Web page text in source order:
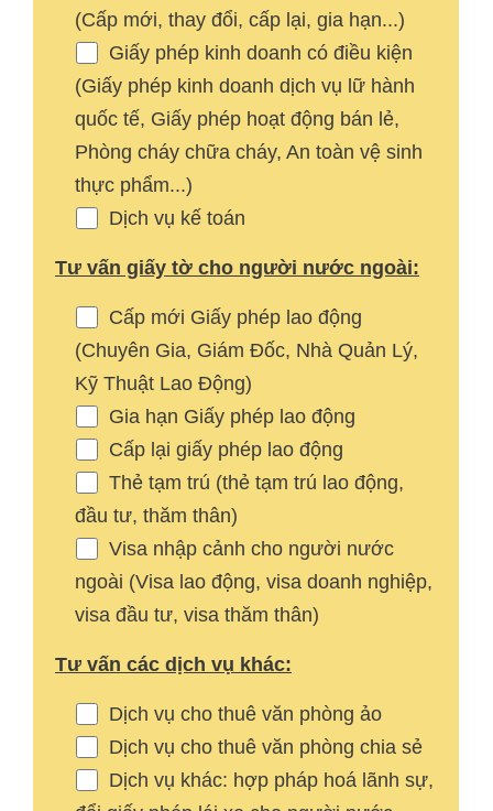
(Cấp mới, thay đổi, cấp lại, gia hạn...)
Giấy phép kinh doanh có điều kiện
(Giấy phép kinh doanh dịch vụ lữ hành
quốc tế, Giấy phép hoạt động bán lẻ,
Phòng cháy chữa cháy, An toàn vệ sinh
thực phẩm...)
Dịch vụ kế toán
Tư vấn giấy tờ cho người nước ngoài:
Cấp mới Giấy phép lao động
(Chuyên Gia, Giám Đốc, Nhà Quản Lý,
Kỹ Thuật Lao Động)
Gia hạn Giấy phép lao động
Cấp lại giấy phép lao động
Thẻ tạm trú (thẻ tạm trú lao động,
đầu tư, thăm thân)
Visa nhập cảnh cho người nước
ngoài (Visa lao động, visa doanh nghiệp,
visa đầu tư, visa thăm thân)
Tư vấn các dịch vụ khác:
Dịch vụ cho thuê văn phòng ảo
Dịch vụ cho thuê văn phòng chia sẻ
Dịch vụ khác: hợp pháp hoá lãnh sự,